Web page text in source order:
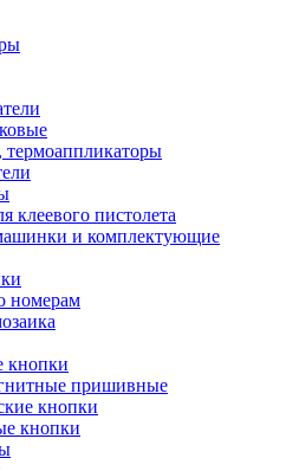
термоаппликаторы
клеевого пистолета
и комплектующие
номерам
кнопки
пришивные
кнопки
кнопки